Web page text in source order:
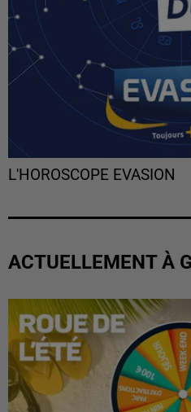
L'HOROSCOPE EVASION
ACTUELLEMENT À